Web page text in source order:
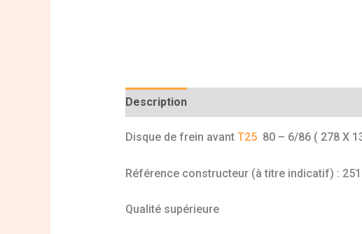
Description
Disque de frein avant T2580 – 6/86 ( 278 X
Référence constructeur (à titre indicatif) : 251
Qualité supérieure